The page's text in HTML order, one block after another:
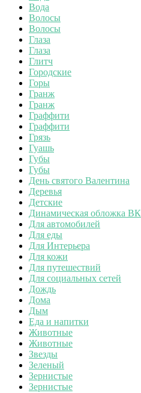
Вода
Волосы
Волосы
Глаза
Глаза
Глитч
Городские
Горы
Гранж
Гранж
Граффити
Граффити
Грязь
Гуашь
Губы
Губы
День святого Валентина
Деревья
Детские
Динамическая обложка ВК
Для автомобилей
Для еды
Для Интерьера
Для кожи
Для путешествий
Для социальных сетей
Дождь
Дома
Дым
Еда и напитки
Животные
Животные
Звезды
Зеленый
Зернистые
Зернистые